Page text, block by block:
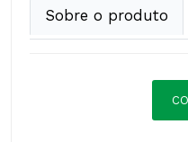
Sobre o produto